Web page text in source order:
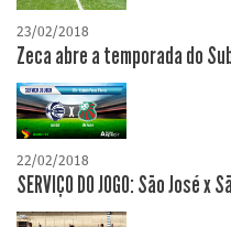
23/02/2018
Zeca abre a temporada do
22/02/2018
SERVIÇO DO JOGO: São José x